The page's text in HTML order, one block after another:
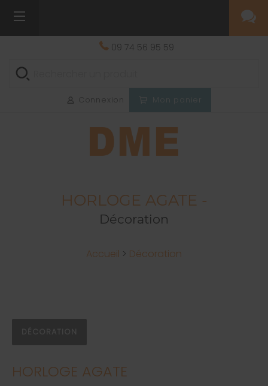
09 74 56 95 59
Connexion
HORLOGE AGATE -
Décoration
Accueil > Décoration
DÉCORATION
HORLOGE AGATE